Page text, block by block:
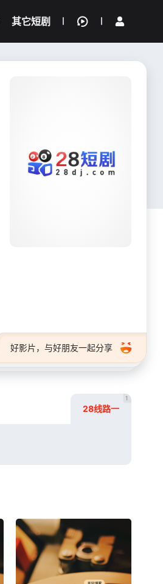
其它短剧
好影片，与好朋友一起分享
28线路一
1